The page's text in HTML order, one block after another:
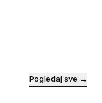
Pogledaj sve →